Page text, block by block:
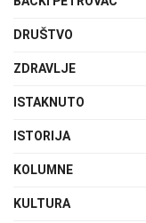
DRUŠTVO
ZDRAVLJE
ISTAKNUTO
ISTORIJA
KOLUMNE
KULTURA